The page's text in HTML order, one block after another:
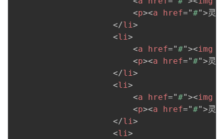
<p><a href="#">灵
</li>
<li>
<a href="#"><img
<p><a href="#">灵
</li>
<li>
<a href="#"><img
<p><a href="#">灵
</li>
<li>